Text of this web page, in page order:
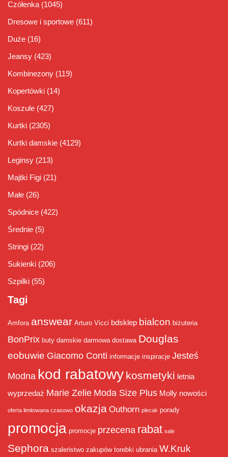
Czółenka (1045)
Dresowe i sportowe (611)
Duże (16)
Jeansy (423)
Kombinezony (119)
Kopertówki (14)
Koszule (427)
Kurtki (2305)
Kurtki damskie (4129)
Leginsy (213)
Majtki Figi (21)
Małe (26)
Spódnice (422)
Średnie (5)
Stringi (22)
Sukienki (206)
Szpilki (55)
Tagi
Amfora answear Arturo Vicci bdsklep bialcon biżuteria
BonPrix buty damskie darmowa dostawa Douglas
eobuwie Giacomo Conti informacje inspiracje Jesteś
Modna kod rabatowy kosmetyki letnia
wyprzedaż Marie Zelie Moda Size Plus Molly nowości
oferta limitowana czasowo okazja Outhorn plecak porady
promocja promocje przecena rabat sale
Sephora szaleństwo zakupów torebki ubrania W.Kruk